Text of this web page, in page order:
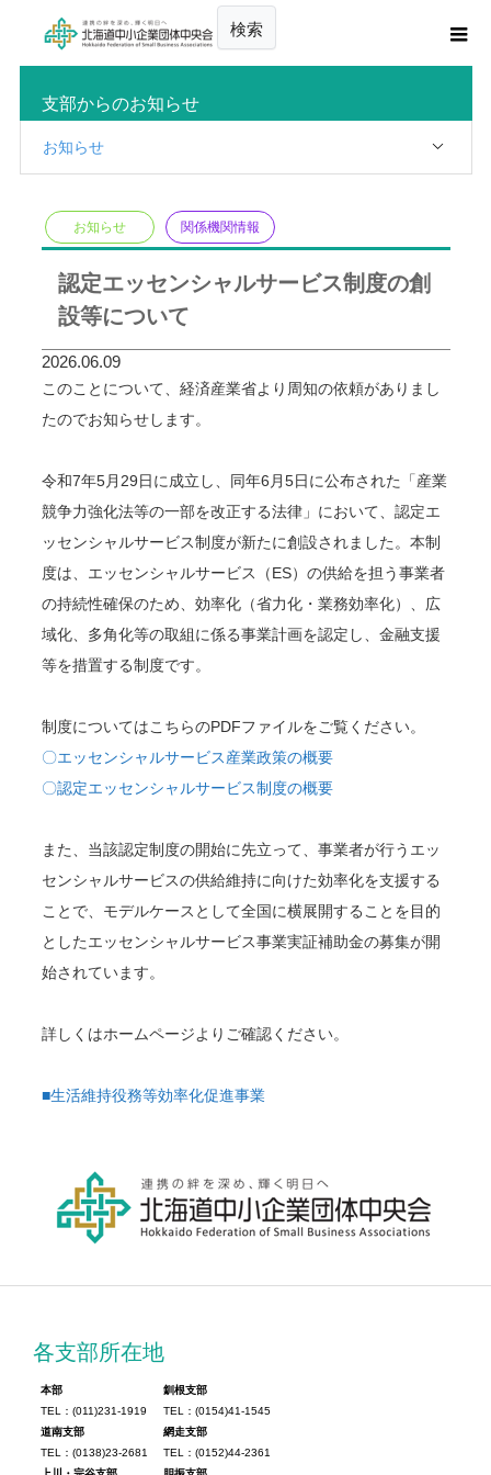
検索
支部からのお知らせ
お知らせ
お知らせ 関係機関情報
認定エッセンシャルサービス制度の創
設等について
2026.06.09
このことについて、経済産業省より周知の依頼がありまし
たのでお知らせします。
令和7年5月29日に成立し、同年6月5日に公布された「産業
競争力強化法等の一部を改正する法律」において、認定エ
ッセンシャルサービス制度が新たに創設されました。本制
度は、エッセンシャルサービス（ES）の供給を担う事業者
の持続性確保のため、効率化（省力化・業務効率化）、広
域化、多角化等の取組に係る事業計画を認定し、金融支援
等を措置する制度です。
制度についてはこちらのPDFファイルをご覧ください。
〇エッセンシャルサービス産業政策の概要
〇認定エッセンシャルサービス制度の概要
また、当該認定制度の開始に先立って、事業者が行うエッ
センシャルサービスの供給維持に向けた効率化を支援する
ことで、モデルケースとして全国に横展開することを目的
としたエッセンシャルサービス事業実証補助金の募集が開
始されています。
詳しくはホームページよりご確認ください。
■生活維持役務等効率化促進事業
各支部所在地
本部
TEL：(011)231-1919
道南支部
TEL：(0138)23-2681
釧根支部
TEL：(0154)41-1545
網走支部
TEL：(0152)44-2361